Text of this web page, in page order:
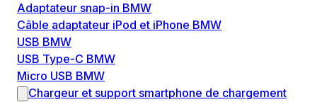
Adaptateur snap-in BMW
Câble adaptateur iPod et iPhone BMW
USB BMW
USB Type-C BMW
Micro USB BMW
Chargeur et support smartphone de chargement